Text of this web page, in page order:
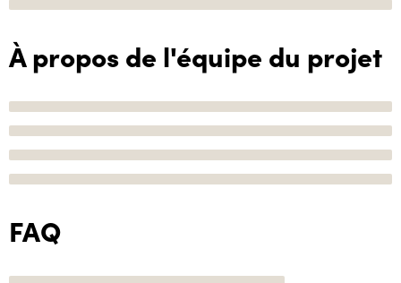
À propos de l'équipe du projet
FAQ